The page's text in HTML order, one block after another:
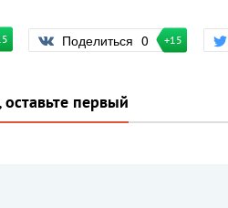
Поделиться 0 +15
первый